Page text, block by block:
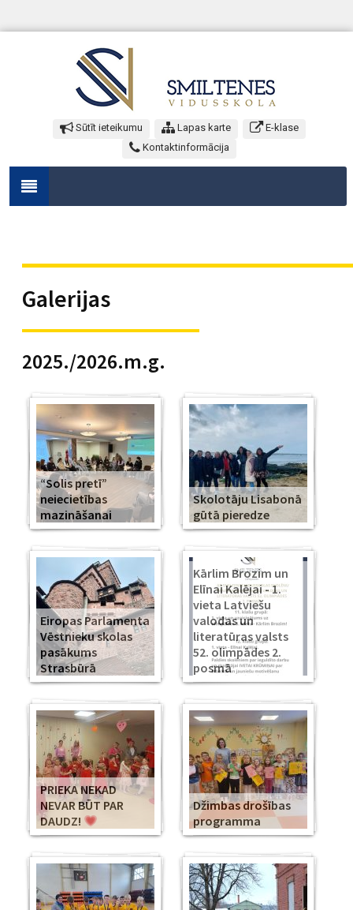
Sūtīt ieteikumu Lapas karte
E-klase
Kontaktinformācija
Galerijas
2025./2026.m.g.
“Solis pretī”
neiecietības
mazināšanai
Skolotāju Lisabonā
gūtā pieredze
Eiropas Parlamenta
Vēstnieku skolas
pasākums
Strasbūrā
Kārlim Brozim un
Elīnai Kalējai - 1.
vieta Latviešu
valodas un
literatūras valsts
52. olimpādes 2.
posmā
PRIEKA NEKAD
NEVAR BŪT PAR
DAUDZ!
Džimbas drošības
programma